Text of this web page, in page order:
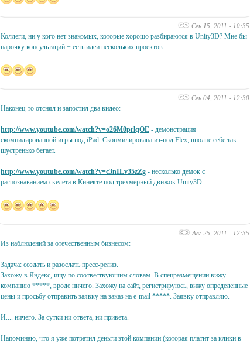
Сен 15, 2011 - 10:35
Коллеги, ни у кого нет знакомых, которые хорошо разбираются в Unity3D? Мне бы
парочку консультаций + есть идеи нескольких проектов.
Сен 04, 2011 - 12:30
Наконец-то отснял и запостил два видео:
http://www.youtube.com/watch?v=o26M0prlqOE - демонстрация
скомпилированной игры под iPad. Скопмилирована из-под Flex, вполне себе так
шустренько бегает.
http://www.youtube.com/watch?v=c3nILv35zZg - несколько демок с
распознаванием скелета в Кинекте под трехмерный движок Unity3D.
Авг 25, 2011 - 12:35
Из наблюдений за отечественным бизнесом:
Задача: создать и разослать пресс-релиз.
Захожу в Яндекс, ищу по соотвествующим словам. В спецразмещении вижу
компанию *****, вроде ничего. Захожу на сайт, регистрируюсь, вижу определенные
цены и просьбу отправить заявку на заказ на e-mail *****. Заявку отправляю.
И.... ничего. За сутки ни ответа, ни привета.
Напоминаю, что я уже потратил деньги этой компании (которая платит за клики в